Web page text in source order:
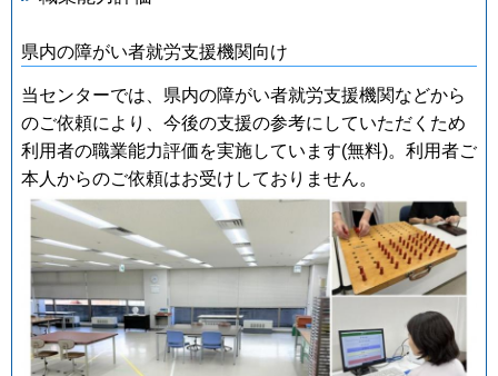
県内の障がい者就労支援機関向け
当センターでは、県内の障がい者就労支援機関などから
のご依頼により、今後の支援の参考にしていただくため
利用者の職業能力評価を実施しています(無料)。利用者ご
本人からのご依頼はお受けしておりません。